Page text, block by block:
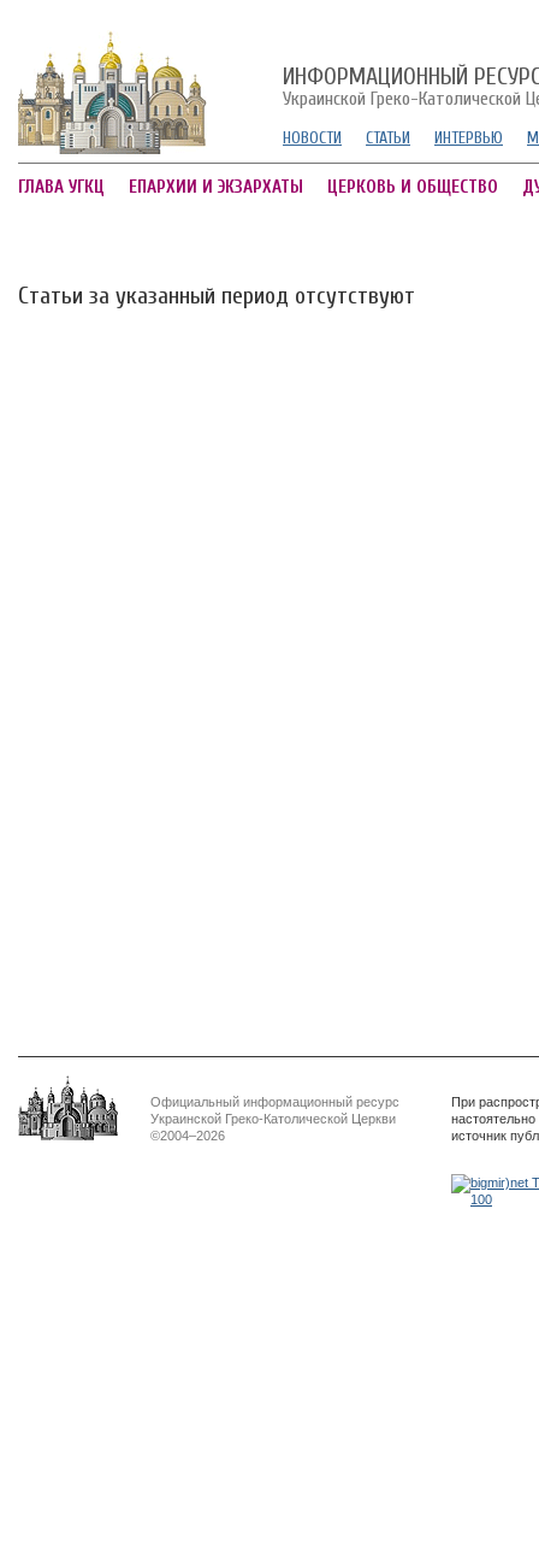
ИНФОРМАЦИОННЫЙ
Украинской Греко-Католической
НОВОСТИ СТАТЬИ ИНТЕРВЬЮ
ГЛАВА УГКЦ ЕПАРХИИ И ЭКЗАРХАТЫ ЦЕРКОВЬ И ОБЩЕСТВО
Статьи за указанный период отсутствуют
Официальный информационный ресурс
Украинской Греко-Католической Церкви
©2004–2026
При
источник